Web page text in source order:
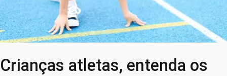
Crianças atletas, entenda os